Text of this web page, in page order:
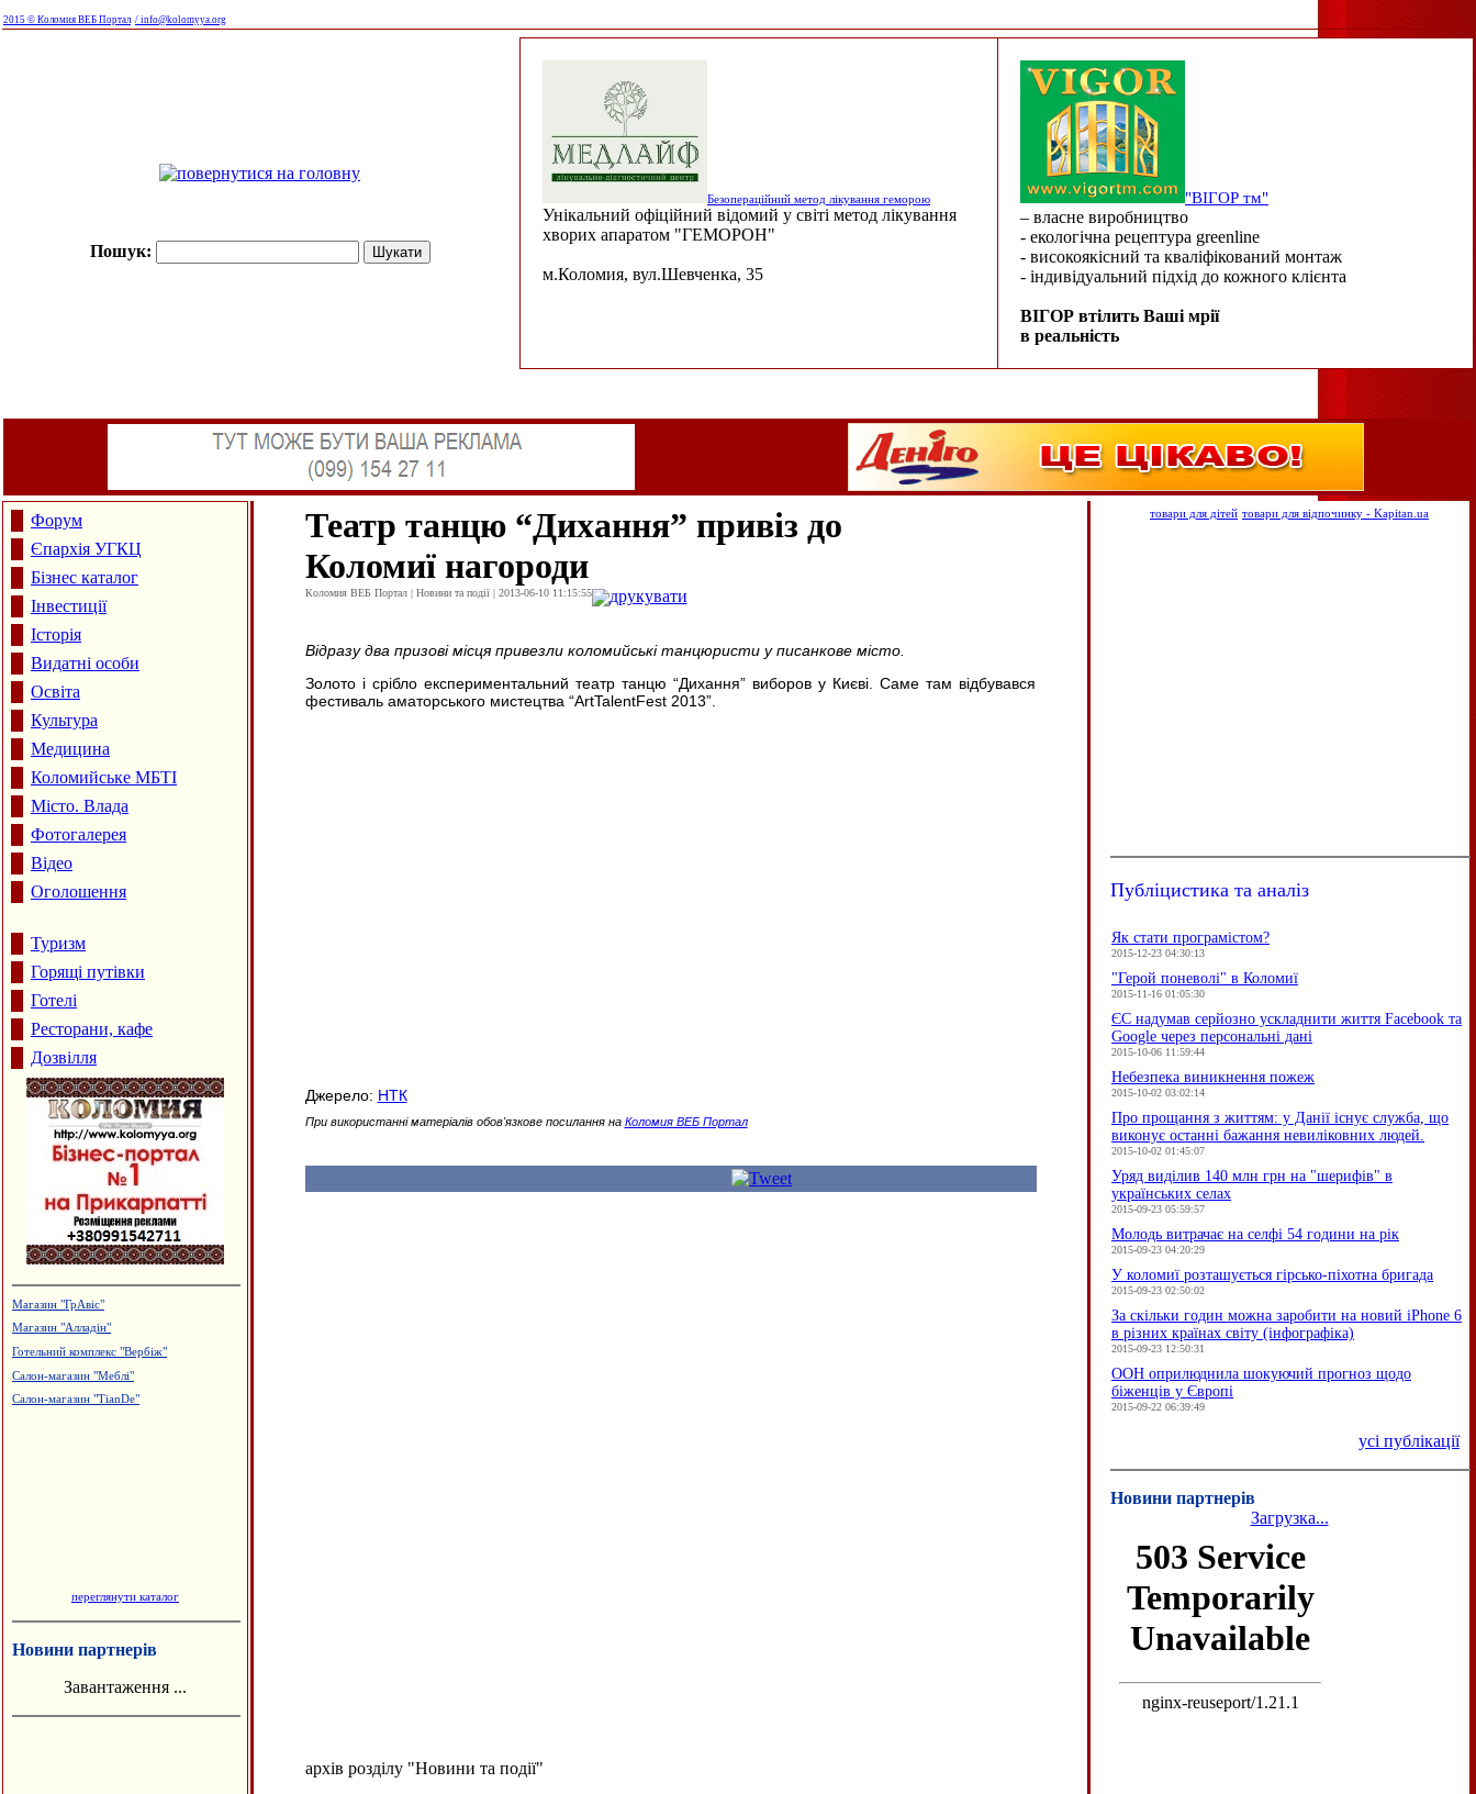
2015 © Коломия ВЕБ Портал / info@kolomyya.org
Пошук:
Безопераційний метод лікування геморою
Унікальний офіційний відомий у світі метод лікування
хворих апаратом "ГЕМОРОН"
м.Коломия, вул.Шевченка, 35
"ВІГОР тм"
– власне виробництво
- екологічна рецептура greenline
- високоякісний та кваліфікований монтаж
- індивідуальний підхід до кожного клієнта
ВІГОР втілить Ваші мрії
в реальність
Форум
Єпархія УГКЦ
Бізнес каталог
Інвестиції
Історія
Видатні особи
Освіта
Культура
Медицина
Коломийське МБТІ
Місто. Влада
Фотогалерея
Відео
Оголошення
Туризм
Горящі путівки
Готелі
Ресторани, кафе
Дозвілля
Магазин "ГрАвіс"
Магазин "Алладін"
Готельний комплекс "Вербіж"
Салон-магазин "Меблі"
Салон-магазин "TianDe"
переглянути каталог
Новини партнерів
Завантаження ...
Театр танцю “Дихання” привіз до
Коломиї нагороди
Коломия ВЕБ Портал | Новини та події | 2013-06-10 11:15:55 друкувати
Відразу два призові місця привезли коломийські танцюристи у писанкове місто.
Золото і срібло експериментальний театр танцю “Дихання” виборов у Києві. Саме там відбувався
фестиваль аматорського мистецтва “ArtTalentFest 2013”.
Джерело: НТК
При використанні матеріалів обов'язкове посилання на Коломия ВЕБ Портал
архів розділу "Новини та події"
товари для дітей товари для відпочинку - Kapitan.ua
Публіцистика та аналіз
Як стати програмістом?
2015-12-23 04:30:13
"Герой поневолі" в Коломиї
2015-11-16 01:05:30
ЄC надумав серйозно ускладнити життя Facebook та
Google через персональні дані
2015-10-06 11:59:44
Небезпека виникнення пожеж
2015-10-02 03:02:14
Про прощання з життям: у Данії існує служба, що
виконує останні бажання невиліковних людей.
2015-10-02 01:45:07
Уряд виділив 140 млн грн на "шерифів" в
українських селах
2015-09-23 05:59:57
Молодь витрачає на селфі 54 години на рік
2015-09-23 04:20:29
У коломиї розташується гірсько-піхотна бригада
2015-09-23 02:50:02
За скільки годин можна заробити на новий iPhone 6
в різних країнах світу (інфографіка)
2015-09-23 12:50:31
ООН оприлюднила шокуючий прогноз щодо
біженців у Європі
2015-09-22 06:39:49
усі публікації
Новини партнерів
Загрузка...